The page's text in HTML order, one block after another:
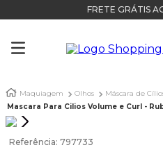
FRETE GRÁTIS
Maquiagem Olhos
Máscara de
Mascara Para Cilios Volume e Curl -
Referência: 797733